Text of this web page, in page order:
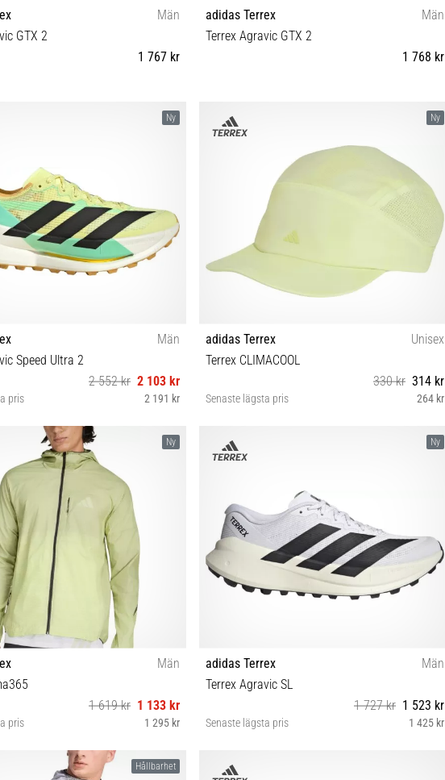
Män
GTX 2
1 767 kr
42⅔ 43⅓ 44 44⅔ 45⅓ 46 46⅔ 47⅓
adidas Terrex
Män
Terrex Agravic GTX 2
1 768 kr
40⅔ 41⅓ 42 42⅔ 43⅓ 44 44⅔ 45⅓ 46 46⅔ 47⅓
Ny
Män
Speed Ultra 2
2 552 kr 2 103 kr
pris 2 191 kr
42⅔ 43⅓ 44 44⅔ 45⅓ 46 46⅔ 47⅓
Ny
adidas Terrex
Unisex
Terrex CLIMACOOL
330 kr 314 kr
Senaste lägsta pris 264 kr
Ny
Män
1 619 kr 1 133 kr
pris 1 295 kr
S M L
Ny
adidas Terrex
Män
Terrex Agravic SL
1 727 kr 1 523 kr
Senaste lägsta pris 1 425 kr
Hållbarhet